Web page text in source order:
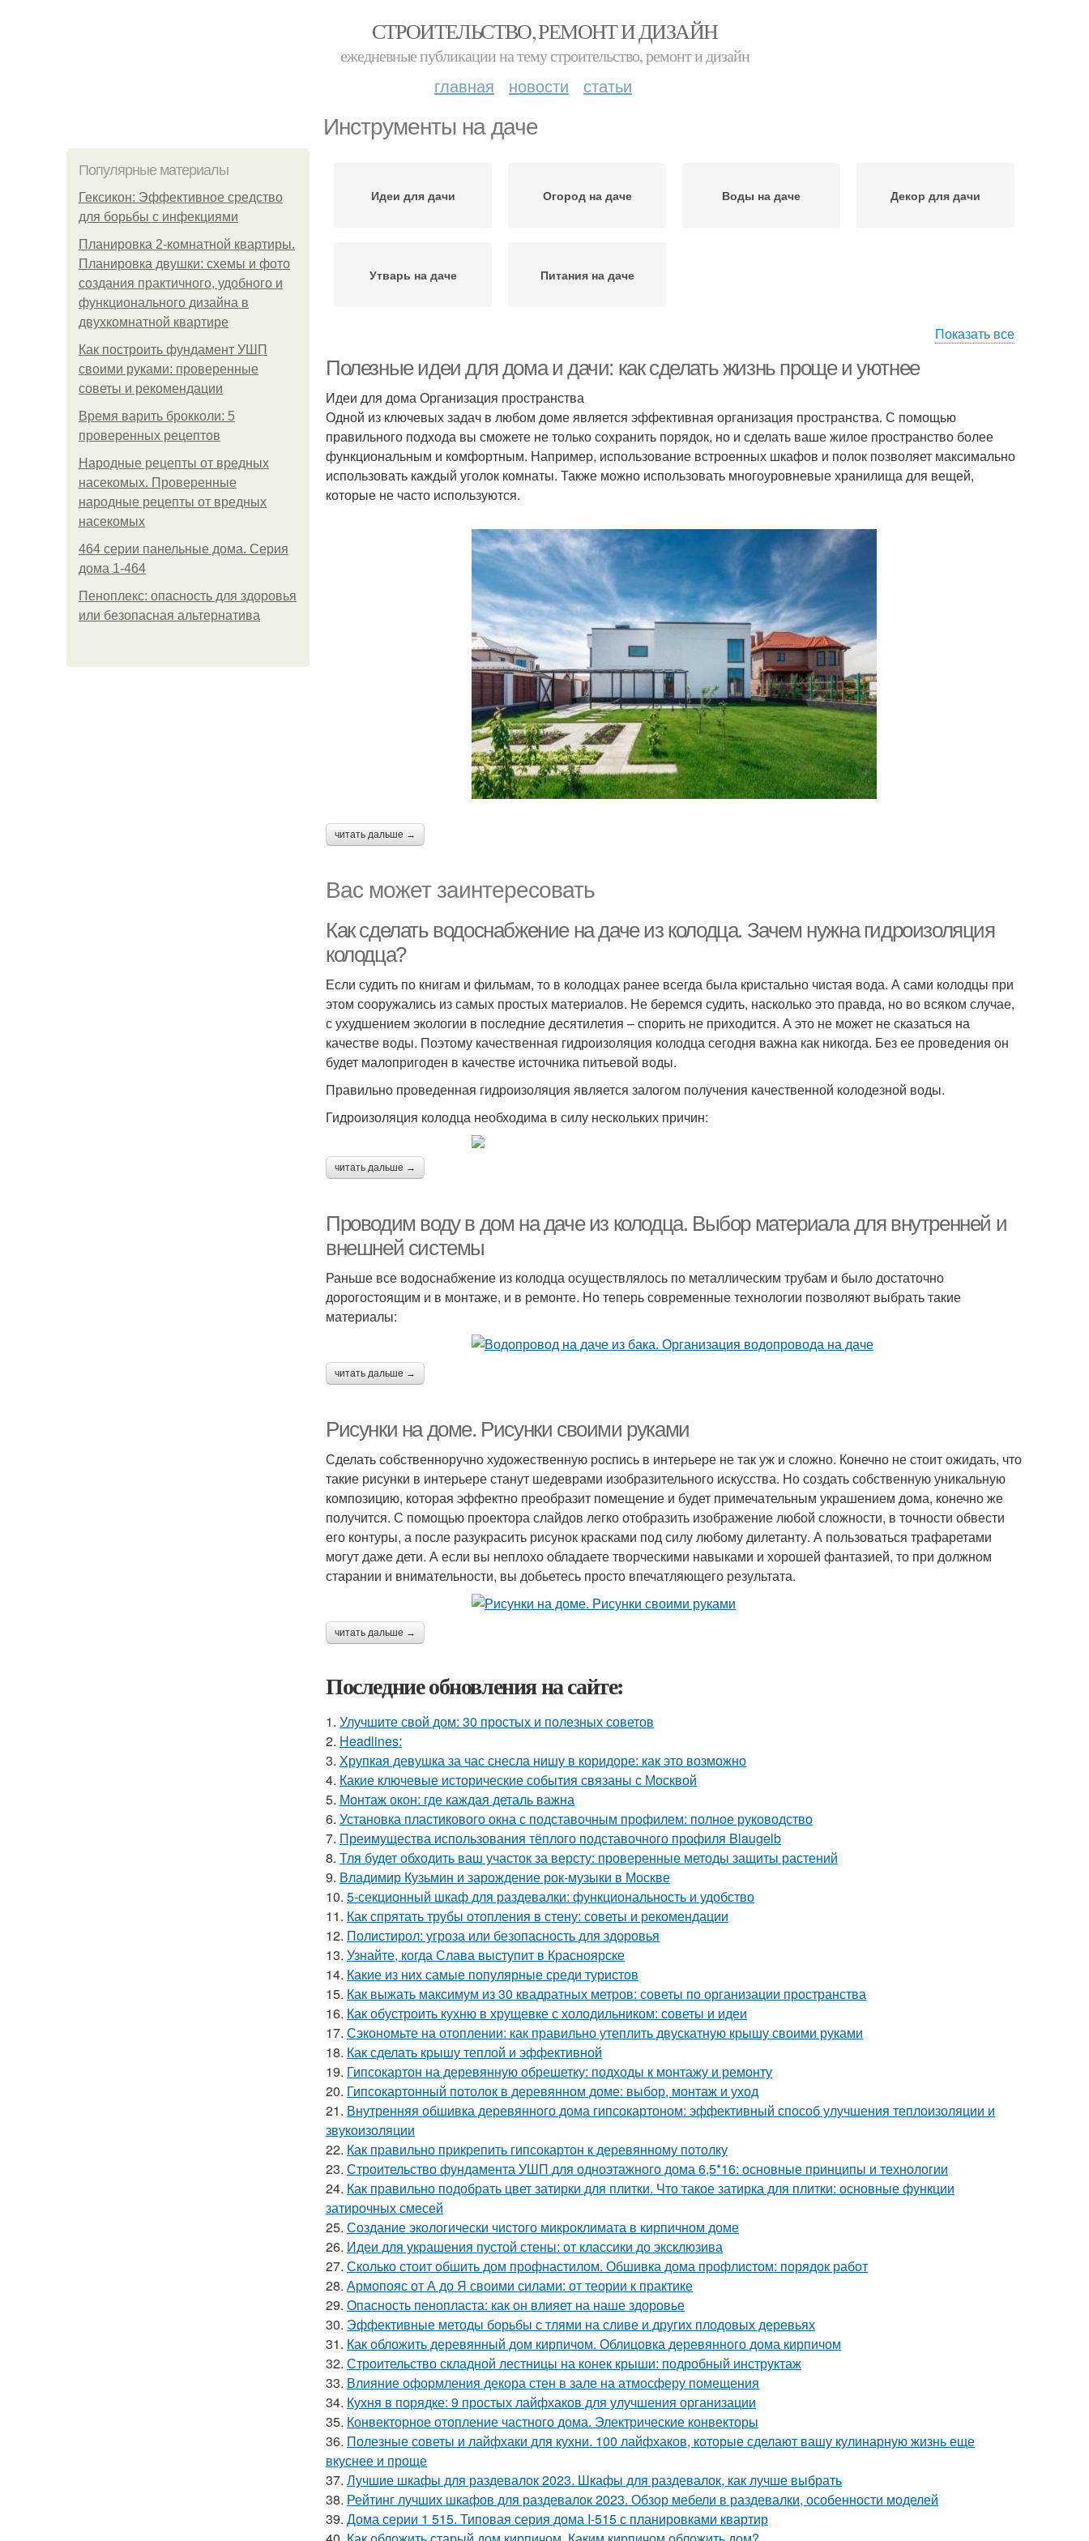
СТРОИТЕЛЬСТВО, РЕМОНТ И ДИЗАЙН
ежедневные публикации на тему строительство, ремонт и дизайн
главная новости статьи
Инструменты на даче
Популярные материалы
Гексикон: Эффективное средство
для борьбы с инфекциями
Планировка 2-комнатной квартиры.
Планировка двушки: схемы и фото
создания практичного, удобного и
функционального дизайна в
двухкомнатной квартире
Как построить фундамент УШП
своими руками: проверенные
советы и рекомендации
Время варить брокколи: 5
проверенных рецептов
Народные рецепты от вредных
насекомых. Проверенные
народные рецепты от вредных
насекомых
464 серии панельные дома. Серия
дома 1-464
Пеноплекс: опасность для здоровья
или безопасная альтернатива
Идеи для дачи Огород на даче Воды на даче Декор для дачи
Утварь на даче Питания на даче
Показать все
Полезные идеи для дома и дачи: как сделать жизнь проще и уютнее
Идеи для дома Организация пространства
Одной из ключевых задач в любом доме является эффективная организация пространства. С помощью
правильного подхода вы сможете не только сохранить порядок, но и сделать ваше жилое пространство более
функциональным и комфортным. Например, использование встроенных шкафов и полок позволяет максимально
использовать каждый уголок комнаты. Также можно использовать многоуровневые хранилища для вещей,
которые не часто используются.
читать дальше →
Вас может заинтересовать
Как сделать водоснабжение на даче из колодца. Зачем нужна гидроизоляция
колодца?
Если судить по книгам и фильмам, то в колодцах ранее всегда была кристально чистая вода. А сами колодцы при
этом сооружались из самых простых материалов. Не беремся судить, насколько это правда, но во всяком случае,
с ухудшением экологии в последние десятилетия – спорить не приходится. А это не может не сказаться на
качестве воды. Поэтому качественная гидроизоляция колодца сегодня важна как никогда. Без ее проведения он
будет малопригоден в качестве источника питьевой воды.
Правильно проведенная гидроизоляция является залогом получения качественной колодезной воды.
Гидроизоляция колодца необходима в силу нескольких причин:
читать дальше →
Проводим воду в дом на даче из колодца. Выбор материала для внутренней и
внешней системы
Раньше все водоснабжение из колодца осуществлялось по металлическим трубам и было достаточно
дорогостоящим и в монтаже, и в ремонте. Но теперь современные технологии позволяют выбрать такие
материалы:
читать дальше →
Рисунки на доме. Рисунки своими руками
Сделать собственноручно художественную роспись в интерьере не так уж и сложно. Конечно не стоит ожидать, что
такие рисунки в интерьере станут шедеврами изобразительного искусства. Но создать собственную уникальную
композицию, которая эффектно преобразит помещение и будет примечательным украшением дома, конечно же
получится. С помощью проектора слайдов легко отобразить изображение любой сложности, в точности обвести
его контуры, а после разукрасить рисунок красками под силу любому дилетанту. А пользоваться трафаретами
могут даже дети. А если вы неплохо обладаете творческими навыками и хорошей фантазией, то при должном
старании и внимательности, вы добьетесь просто впечатляющего результата.
читать дальше →
Последние обновления на сайте:
1. Улучшите свой дом: 30 простых и полезных советов
2. Headlines:
3. Хрупкая девушка за час снесла нишу в коридоре: как это возможно
4. Какие ключевые исторические события связаны с Москвой
5. Монтаж окон: где каждая деталь важна
6. Установка пластикового окна с подставочным профилем: полное руководство
7. Преимущества использования тёплого подставочного профиля Blaugelb
8. Тля будет обходить ваш участок за версту: проверенные методы защиты растений
9. Владимир Кузьмин и зарождение рок-музыки в Москве
10. 5-секционный шкаф для раздевалки: функциональность и удобство
11. Как спрятать трубы отопления в стену: советы и рекомендации
12. Полистирол: угроза или безопасность для здоровья
13. Узнайте, когда Слава выступит в Красноярске
14. Какие из них самые популярные среди туристов
15. Как выжать максимум из 30 квадратных метров: советы по организации пространства
16. Как обустроить кухню в хрущевке с холодильником: советы и идеи
17. Сэкономьте на отоплении: как правильно утеплить двускатную крышу своими руками
18. Как сделать крышу теплой и эффективной
19. Гипсокартон на деревянную обрешетку: подходы к монтажу и ремонту
20. Гипсокартонный потолок в деревянном доме: выбор, монтаж и уход
21. Внутренняя обшивка деревянного дома гипсокартоном: эффективный способ улучшения теплоизоляции и
звукоизоляции
22. Как правильно прикрепить гипсокартон к деревянному потолку
23. Строительство фундамента УШП для одноэтажного дома 6,5*16: основные принципы и технологии
24. Как правильно подобрать цвет затирки для плитки. Что такое затирка для плитки: основные функции
затирочных смесей
25. Создание экологически чистого микроклимата в кирпичном доме
26. Идеи для украшения пустой стены: от классики до эксклюзива
27. Сколько стоит обшить дом профнастилом. Обшивка дома профлистом: порядок работ
28. Армопояс от А до Я своими силами: от теории к практике
29. Опасность пенопласта: как он влияет на наше здоровье
30. Эффективные методы борьбы с тлями на сливе и других плодовых деревьях
31. Как обложить деревянный дом кирпичом. Облицовка деревянного дома кирпичом
32. Строительство складной лестницы на конек крыши: подробный инструктаж
33. Влияние оформления декора стен в зале на атмосферу помещения
34. Кухня в порядке: 9 простых лайфхаков для улучшения организации
35. Конвекторное отопление частного дома. Электрические конвекторы
36. Полезные советы и лайфхаки для кухни. 100 лайфхаков, которые сделают вашу кулинарную жизнь еще
вкуснее и проще
37. Лучшие шкафы для раздевалок 2023. Шкафы для раздевалок, как лучше выбрать
38. Рейтинг лучших шкафов для раздевалок 2023. Обзор мебели в раздевалки, особенности моделей
39. Дома серии 1 515. Типовая серия дома I-515 с планировками квартир